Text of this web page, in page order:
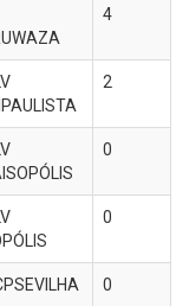
4
2
0
0
0